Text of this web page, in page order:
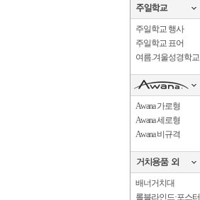
주일학교 행사
주일학교 표어
여름.겨울성경학교
Awana 가로형
Awana 세로형
Awana 비규격
배너거치대
롤블라인드·포스터